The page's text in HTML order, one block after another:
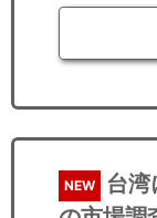
NEW
台